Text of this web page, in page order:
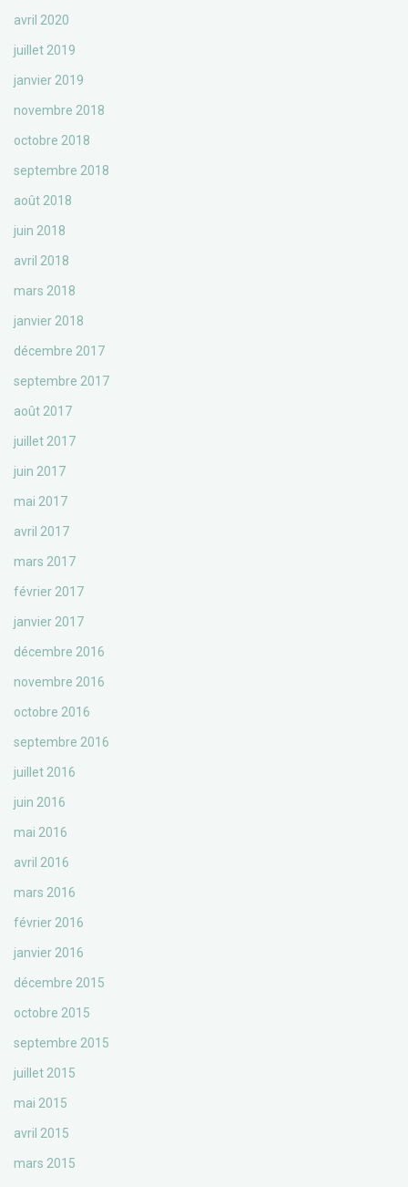
avril 2020
juillet 2019
janvier 2019
novembre 2018
octobre 2018
septembre 2018
août 2018
juin 2018
avril 2018
mars 2018
janvier 2018
décembre 2017
septembre 2017
août 2017
juillet 2017
juin 2017
mai 2017
avril 2017
mars 2017
février 2017
janvier 2017
décembre 2016
novembre 2016
octobre 2016
septembre 2016
juillet 2016
juin 2016
mai 2016
avril 2016
mars 2016
février 2016
janvier 2016
décembre 2015
octobre 2015
septembre 2015
juillet 2015
mai 2015
avril 2015
mars 2015